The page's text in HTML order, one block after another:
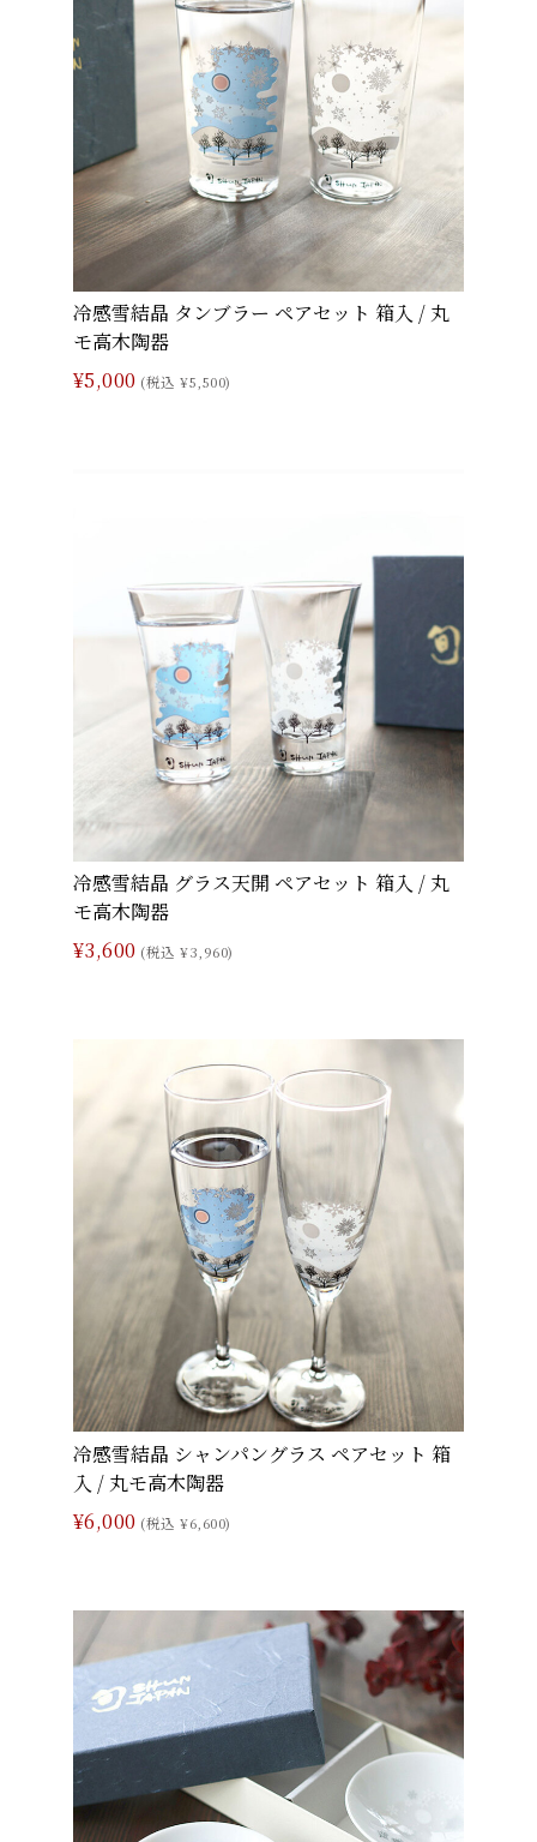
冷感雪結晶 タンブラー ペアセット 箱入 / 丸
モ高木陶器
¥5,000 (税込 ¥5,500)
冷感雪結晶 グラス天開 ペアセット 箱入 / 丸
モ高木陶器
¥3,600 (税込 ¥3,960)
冷感雪結晶 シャンパングラス ペアセット 箱
入 / 丸モ高木陶器
¥6,000 (税込 ¥6,600)